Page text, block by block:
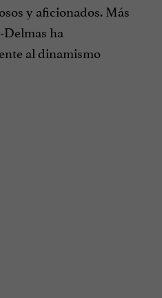
y aficionados. Más
ha
al dinamismo